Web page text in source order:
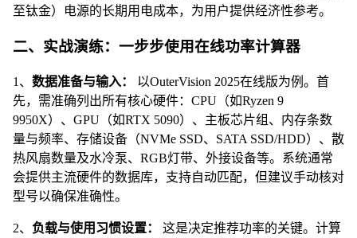
至钛金）电源的长期用电成本，为用户提供经济性参考。
二、实战演练：一步步使用在线功率计算器
1、 数据准备与输入：
以OuterVision 2025在线版为例。首
先，需准确列出所有核心硬件：CPU（如Ryzen 9
9950X）、GPU（如RTX 5090）、主板芯片组、内存条数
量与频率、存储设备（NVMe SSD、SATA SSD/HDD）、散
热风扇数量及水冷泵、RGB灯带、外接设备等。系统通常
会提供主流硬件的数据库，支持自动匹配，但建议手动核对
型号以确保准确性。
2、 负载与使用习惯设置：
这是决定推荐功率的关键。计算